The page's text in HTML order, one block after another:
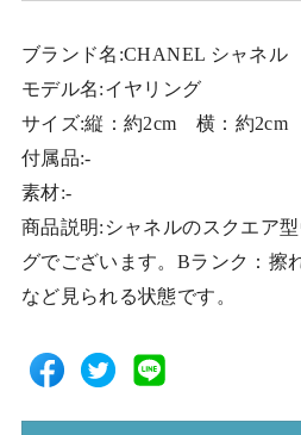
ブランド名:CHANEL シャネル
モデル名:イヤリング
サイズ:縦：約2cm 横：約2cm
付属品:-
素材:-
商品説明:シャネルのスクエア
グでございます。Bランク：擦
など見られる状態です。